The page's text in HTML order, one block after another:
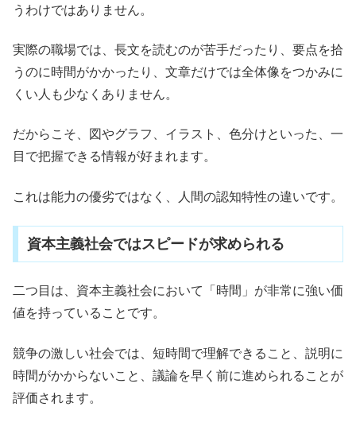
うわけではありません。
実際の職場では、長文を読むのが苦手だったり、要点を拾
うのに時間がかかったり、文章だけでは全体像をつかみに
くい人も少なくありません。
だからこそ、図やグラフ、イラスト、色分けといった、一
目で把握できる情報が好まれます。
これは能力の優劣ではなく、人間の認知特性の違いです。
資本主義社会ではスピードが求められる
二つ目は、資本主義社会において「時間」が非常に強い価
値を持っていることです。
競争の激しい社会では、短時間で理解できること、説明に
時間がかからないこと、議論を早く前に進められることが
評価されます。